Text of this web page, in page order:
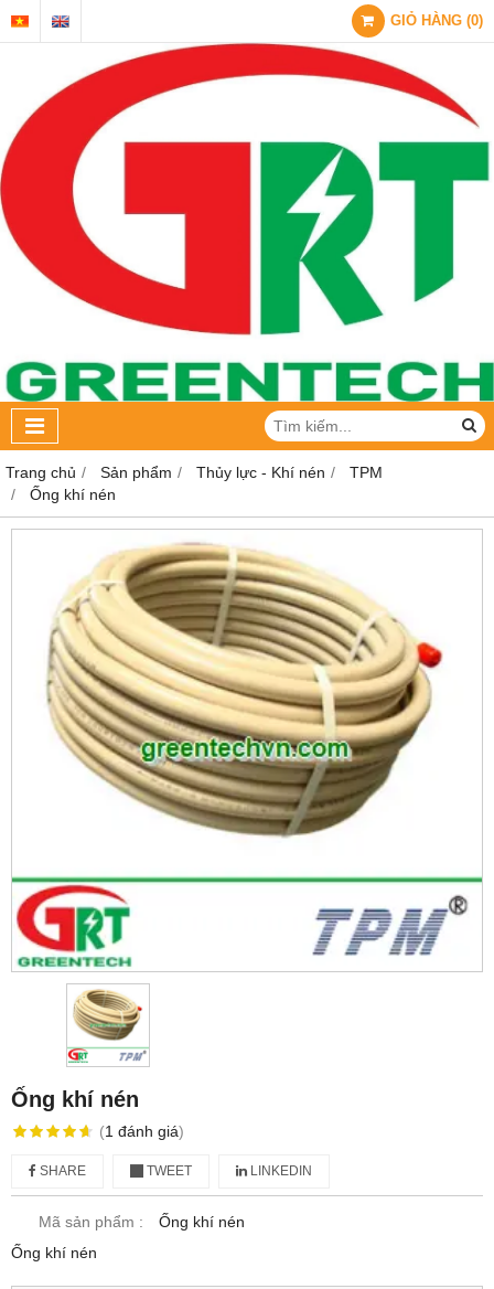
GIỎ HÀNG (0)
Trang chủ Sản phẩm Thủy lực - Khí nén
TPM
Ống khí nén
Ống khí nén
(1 đánh giá)
SHARE TWEET LINKEDIN
Mã sản phẩm :
Ống khí nén
Ống khí nén